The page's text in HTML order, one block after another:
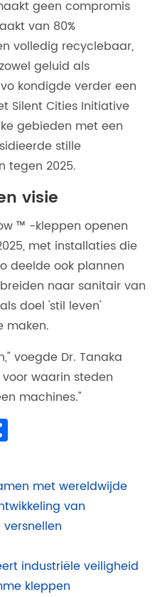
geen compromis
van 80%
volledig recyclebaar,
geluid als
kondigde verder een
Silent Cities Initiative
gebieden met een
stille
tegen 2025.
visie
™ -kleppen openen
met installaties die
deelde ook plannen
naar sanitair van
doel 'stil leven'
maken.
voegde Dr. Tanaka
waarin steden
machines."
met wereldwijde
van
industriële veiligheid
kleppen